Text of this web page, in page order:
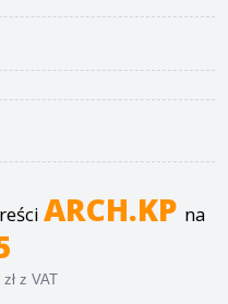
ARCH.KP na
z VAT